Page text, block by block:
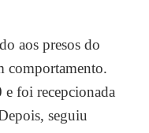
aos presos do
comportamento.
e foi recepcionada
seguiu